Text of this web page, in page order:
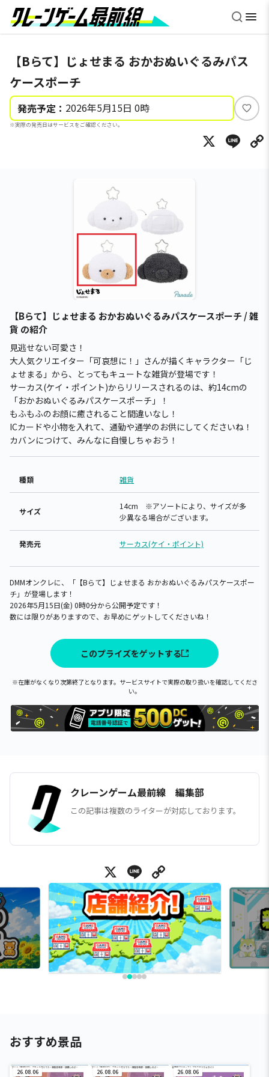
【Bらて】じょせまる おかおぬいぐるみパス
ケースポーチ
発売予定： 2026年5月15日 0時
※実際の発売日はサービスをご確認ください。
い
ね
X
【Bらて】じょせまる おかおぬいぐるみパスケースポーチ / 雑
貨 の紹介
見逃せない可愛さ！
大人気クリエイター「可哀想に！」さんが描くキャラクター「じ
ょせまる」から、とってもキュートな雑貨が登場です！
サーカス(ケイ・ポイント)からリリースされるのは、約14cmの
「おかおぬいぐるみパスケースポーチ」！
もふもふのお顔に癒されること間違いなし！
ICカードや小物を入れて、通勤や通学のお供にしてくださいね！
カバンにつけて、みんなに自慢しちゃおう！
種類 雑貨
サイズ
14cm ※アソートにより、サイズが多
少異なる場合がございます。
発売元 サーカス(ケイ・ポイント)
DMMオンクレに、「【Bらて】じょせまる おかおぬいぐるみパスケースポー
チ」が登場します！
2026年5月15日(金) 0時0分から公開予定です！
数には限りがありますので、お早めにゲットしてくださいね！
このプライズをゲットする
※在庫がなくなり次第終了となります。サービスサイトで実際の取り扱いを確認してくださ
い。
クレーンゲーム最前線 編集部
この記事は複数のライターが対応しております。
X Line
おすすめ景品
26.08.06 26.08.06 26.08.06